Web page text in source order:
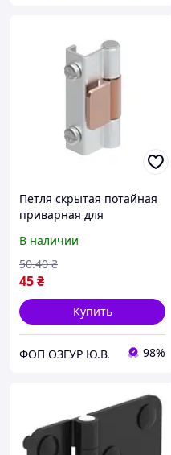
Петля скрытая потайная
приварная для
мм Сталь оцинкованная
(308.V1) Винты
В наличии
45₴
50.40 ₴
Купить
ФОП ОЗГУР Ю.В. 98%